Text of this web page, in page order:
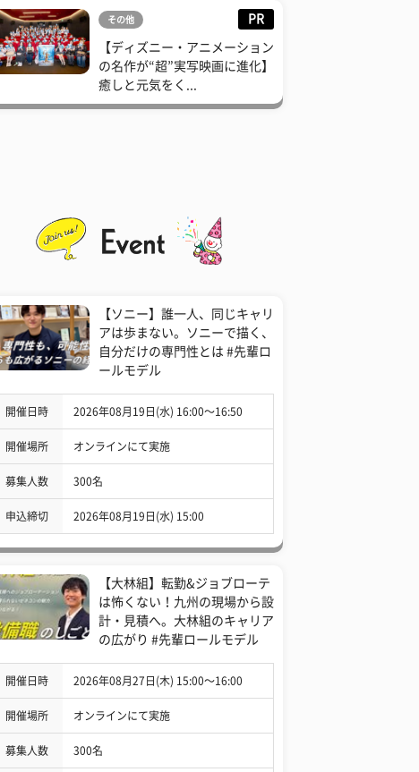
その他 PR
【ディズニー・アニメーション
の名作が“超”実写映画に進化】
癒しと元気をく...
【ソニー】誰一人、同じキャリ
アは歩まない。ソニーで描く、
自分だけの専門性とは #先輩ロ
ールモデル
開催日時 2026年08月19日(水) 16:00〜16:50
開催場所 オンラインにて実施
募集人数 300名
申込締切 2026年08月19日(水) 15:00
【大林組】転勤&ジョブローテ
は怖くない！九州の現場から設
計・見積へ。大林組のキャリア
の広がり #先輩ロールモデル
開催日時 2026年08月27日(木) 15:00〜16:00
開催場所 オンラインにて実施
募集人数 300名